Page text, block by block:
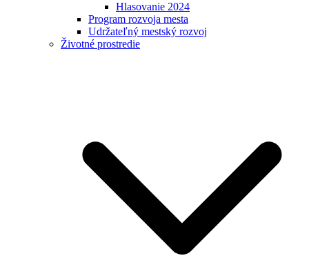
Hlasovanie 2024
Program rozvoja mesta
Udržateľný mestský rozvoj
Životné prostredie